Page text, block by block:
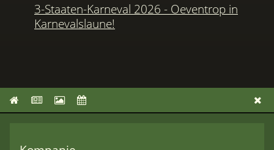
3-Staaten-Karneval 2026 - Oeventrop in
Karnevalslaune!